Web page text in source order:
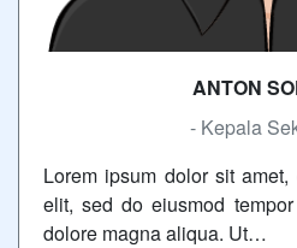
ANTON
- Kepala
Lorem ipsum dolor sit
elit, sed do eiusmod
dolore magna aliqua. Ut…